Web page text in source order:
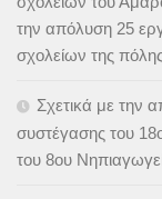
την απόλυση 25
σχολείων της
Σχετικά με την
συστέγασης του
του 8ου